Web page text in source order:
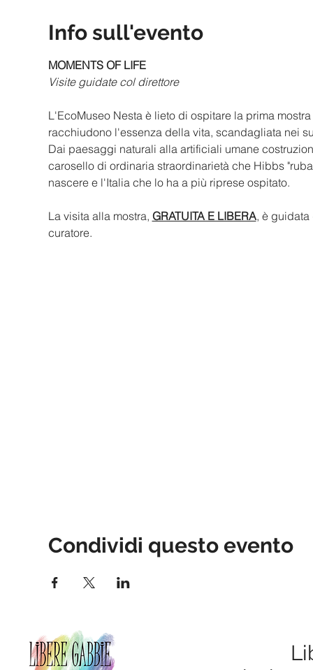
Info sull'evento
MOMENTS OF LIFE
Visite guidate col direttore
L'EcoMuseo Nesta è lieto di ospitare la prima
racchiudono l'essenza della vita, scandagliata nei
Dai paesaggi naturali alla artificiali umane
carosello di ordinaria straordinarietà che Hibbs
nascere e l'Italia che lo ha a più riprese ospitato.
La visita alla mostra, GRATUITA E LIBERA, è guidata
curatore.
Condividi questo evento